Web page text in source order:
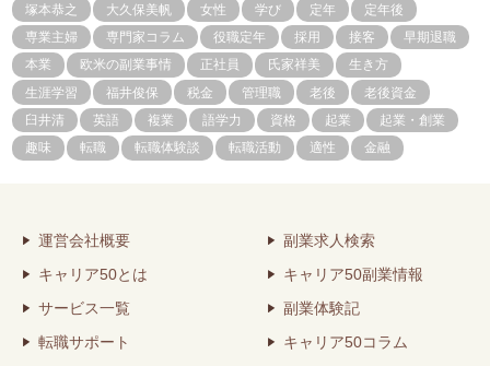
塚本恭之
大久保美帆 女性 学び 定年
定年後
専業主婦
専門家コラム 役職定年 採用 接客
早期退職
本業
欧米の副業事情 正社員 氏家祥美
生き方
生涯学習
福井俊保 税金 管理職 老後
老後資金
臼井清
英語 複業 語学力 資格 起業
起業・創業
趣味
転職 転職体験談 転職活動 適性 金融
運営会社概要
キャリア50とは
サービス一覧
転職サポート
副業求人検索
キャリア50副業情報
副業体験記
キャリア50コラム